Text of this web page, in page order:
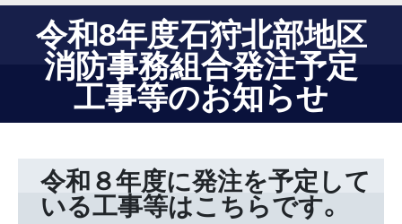
令和8年度石狩北部地区
消防事務組合発注予定
工事等のお知らせ
令和８年度に発注を予定して
いる工事等はこちらです。